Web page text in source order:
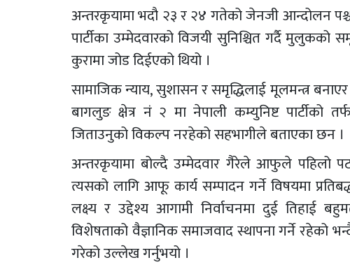
अन्तरकृयामा भदौ २३ र २४ गतेको जेनजी आन्दोलन
पार्टीका उम्मेदवारको विजयी सुनिश्चित गर्दै मुलुकको
कुरामा जोड दिईएको थियो ।
सामाजिक न्याय, सुशासन र समृद्धिलाई मूलमन्त्र बनाएर
बागलुङ क्षेत्र नं २ मा नेपाली कम्युनिष्ट पार्टीको
जिताउनुको विकल्प नरहेको सहभागीले बताएका छन ।
अन्तरकृयामा बोल्दै उम्मेदवार गैरेले आफुले पहिलो
त्यसको लागि आफू कार्य सम्पादन गर्ने विषयमा
लक्ष्य र उद्देश्य आगामी निर्वाचनमा दुई तिहाई
विशेषताको वैज्ञानिक समाजवाद स्थापना गर्ने रहेको
गरेको उल्लेख गर्नुभयो ।